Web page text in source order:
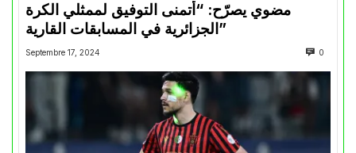
مضوي يصرّح: “أتمنى التوفيق لممثلي الكرة
الجزائرية في المسابقات القارية”
Septembre 17, 2024 0